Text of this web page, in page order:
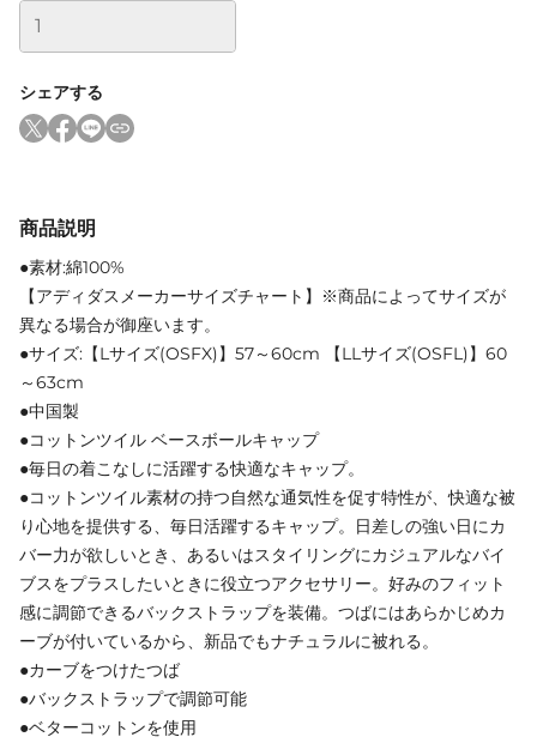
シェアする
商品説明
●素材:綿100%
【アディダスメーカーサイズチャート】※商品によってサイズが
異なる場合が御座います。
●サイズ:【Lサイズ(OSFX)】57～60cm 【LLサイズ(OSFL)】60
～63cm
●中国製
●コットンツイル ベースボールキャップ
●毎日の着こなしに活躍する快適なキャップ。
●コットンツイル素材の持つ自然な通気性を促す特性が、快適な被
り心地を提供する、毎日活躍するキャップ。日差しの強い日にカ
バー力が欲しいとき、あるいはスタイリングにカジュアルなバイ
ブスをプラスしたいときに役立つアクセサリー。好みのフィット
感に調節できるバックストラップを装備。つばにはあらかじめカ
ーブが付いているから、新品でもナチュラルに被れる。
●カーブをつけたつば
●バックストラップで調節可能
●ベターコットンを使用